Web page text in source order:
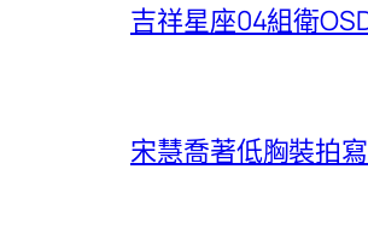
吉祥星座04組衛
宋慧喬著低胸裝拍